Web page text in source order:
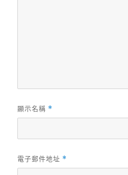
顯示名稱 *
電子郵件地址 *